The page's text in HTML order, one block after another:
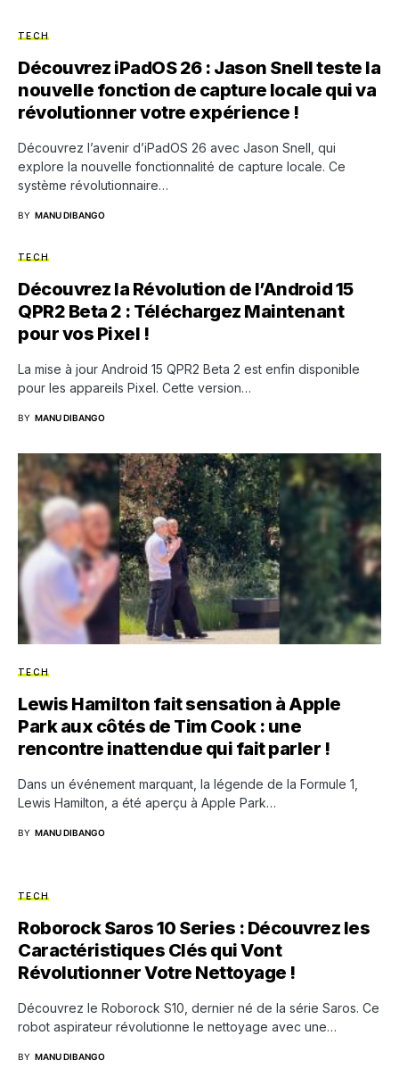
TECH
Découvrez iPadOS 26 : Jason Snell teste la
nouvelle fonction de capture locale qui va
révolutionner votre expérience !
Découvrez l’avenir d’iPadOS 26 avec Jason Snell, qui
explore la nouvelle fonctionnalité de capture locale. Ce
système révolutionnaire…
BY MANU DIBANGO
TECH
Découvrez la Révolution de l’Android 15
QPR2 Beta 2 : Téléchargez Maintenant
pour vos Pixel !
La mise à jour Android 15 QPR2 Beta 2 est enfin disponible
pour les appareils Pixel. Cette version…
BY MANU DIBANGO
TECH
Lewis Hamilton fait sensation à Apple
Park aux côtés de Tim Cook : une
rencontre inattendue qui fait parler !
Dans un événement marquant, la légende de la Formule 1,
Lewis Hamilton, a été aperçu à Apple Park…
BY MANU DIBANGO
TECH
Roborock Saros 10 Series : Découvrez les
Caractéristiques Clés qui Vont
Révolutionner Votre Nettoyage !
Découvrez le Roborock S10, dernier né de la série Saros. Ce
robot aspirateur révolutionne le nettoyage avec une…
BY MANU DIBANGO